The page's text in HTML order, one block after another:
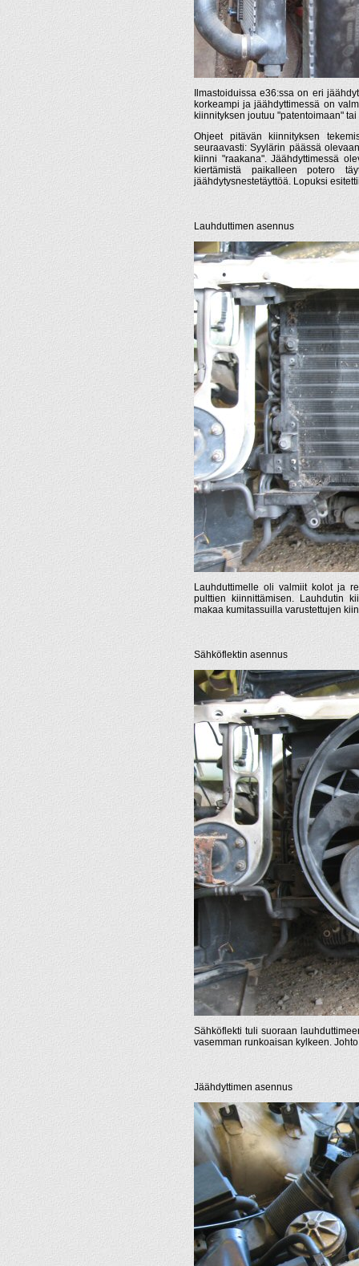
Ilmastoiduissa e36:ssa on eri
korkeampi ja jäähdyttimessä on
kiinnityksen joutuu "patentoimaan"
Ohjeet pitävän kiinnityksen
seuraavasti: Syylärin päässä
kiinni "raakana". Jäähdyttimessä
kiertämistä paikalleen potero
jäähdytysnestetäyttöä. Lopuksi
Lauhduttimen asennus
Lauhduttimelle oli valmiit kolot ja
pulttien kiinnittämisen. Lauhdutin
makaa kumitassuilla varustettujen
Sähköflektin asennus
Sähköflekti tuli suoraan
vasemman runkoaisan kylkeen.
Jäähdyttimen asennus